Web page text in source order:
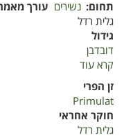
תחום נשירים עורך
גלית רדל
גידול
דובדבן
קרא עוד
זני
דובדבן
2014-
זן הפרי
Primulat
חוקר אחראי
גלית רדל